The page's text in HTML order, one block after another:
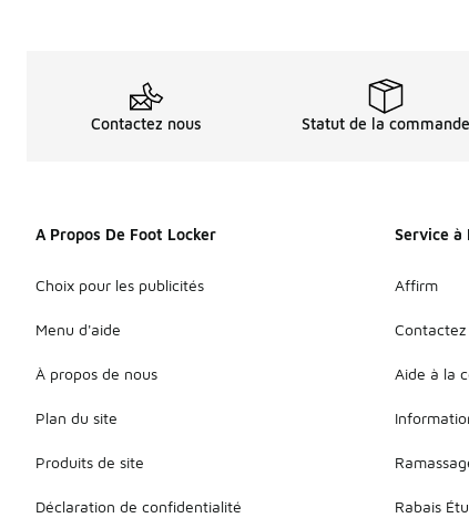
Contactez nous Statut de la commande
A Propos De Foot Locker
Choix pour les publicités
Menu d'aide
À propos de nous
Plan du site
Produits de site
Déclaration de confidentialité
Service à
Affirm
Contactez
Aide à la
Rabais